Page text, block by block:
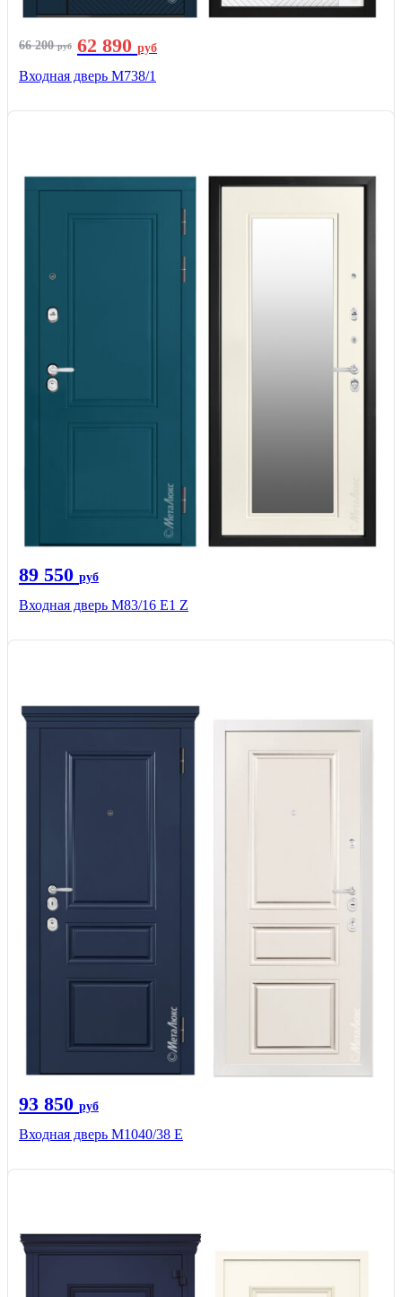
66 200руб 62 890 руб
Входная дверь М738/1
89 550 руб
Входная дверь M83/16 Е1 Z
93 850 руб
Входная дверь М1040/38 Е